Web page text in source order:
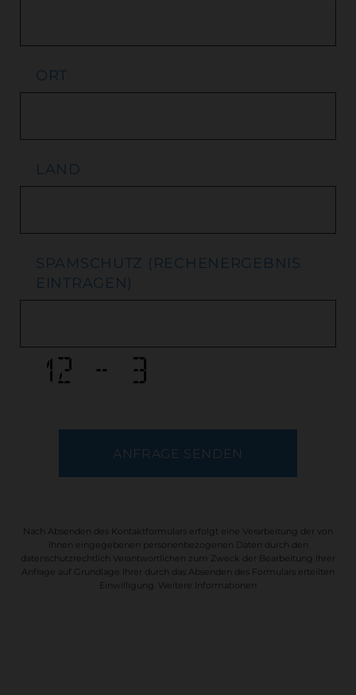
ORT
LAND
SPAMSCHUTZ (RECHENERGEBNIS
EINTRAGEN)
Nach Absenden des Kontaktformulars erfolgt eine Verarbeitung der von
Ihnen eingegebenen personenbezogenen Daten durch den
datenschutzrechtlich Verantwortlichen zum Zweck der Bearbeitung Ihrer
Anfrage auf Grundlage Ihrer durch das Absenden des Formulars erteilten
Einwilligung. Weitere Informationen